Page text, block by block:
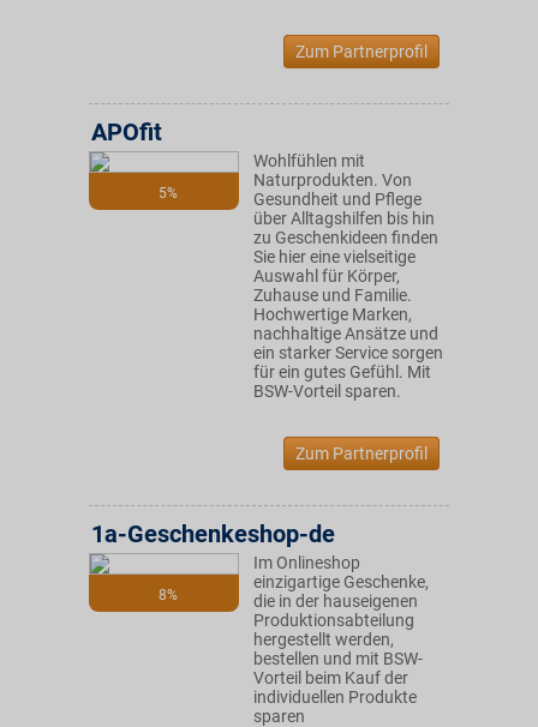
Zum Partnerprofil
5%
APOfit
Wohlfühlen mit
Naturprodukten. Von
Gesundheit und Pflege
über Alltagshilfen bis hin
zu Geschenkideen finden
Sie hier eine vielseitige
Auswahl für Körper,
Zuhause und Familie.
Hochwertige Marken,
nachhaltige Ansätze und
ein starker Service sorgen
für ein gutes Gefühl. Mit
BSW-Vorteil sparen.
Zum Partnerprofil
8%
1a-Geschenkeshop-de
Im Onlineshop
einzigartige Geschenke,
die in der hauseigenen
Produktionsabteilung
hergestellt werden,
bestellen und mit BSW-
Vorteil beim Kauf der
individuellen Produkte
sparen